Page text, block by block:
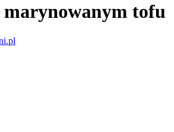
marynowanym tofu